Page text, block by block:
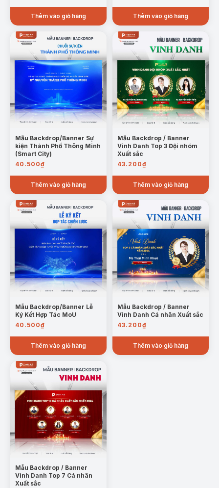
Thêm vào giỏ hàng Thêm vào giỏ hàng
Mẫu Backdrop/Banner Sự
kiện Thành Phố Thông Minh
(Smart City)
40.500₫
Thêm vào giỏ hàng
Mẫu Backdrop / Banner
Vinh Danh Top 3 Đội nhóm
Xuất sắc
43.200₫
Thêm vào giỏ hàng
Mẫu Backdrop/Banner Lễ
Ký Kết Hợp Tác MoU
40.500₫
Thêm vào giỏ hàng
Mẫu Backdrop / Banner
Vinh Danh Cá nhân Xuất sắc
43.200₫
Thêm vào giỏ hàng
Mẫu Backdrop / Banner
Vinh Danh Top 7 Cá nhân
Xuất sắc